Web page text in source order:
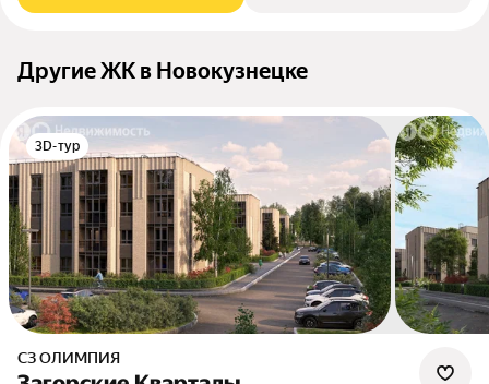
Другие ЖК в Новокузнецке
3D-тур
СЗ ОЛИМПИЯ